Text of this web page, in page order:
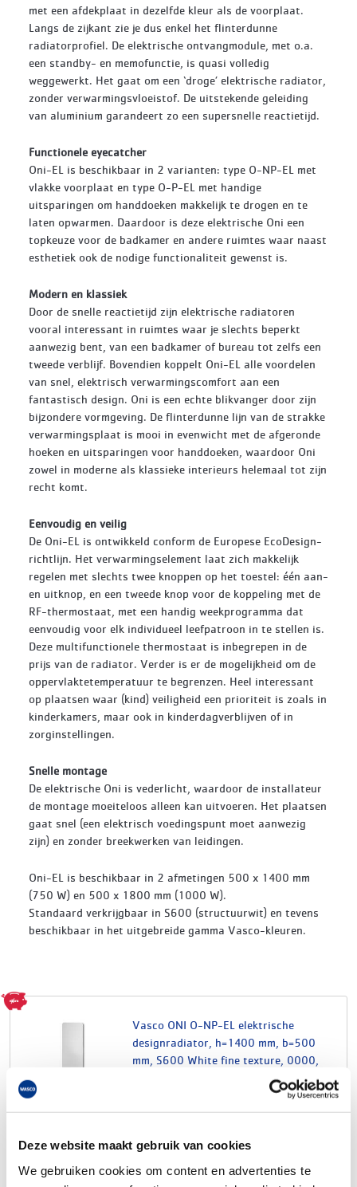
Deze website maakt gebruik van cookies
We gebruiken cookies om content en advertenties te
met een afdekplaat in dezelfde kleur als de voorplaat.
Langs de zijkant zie je dus enkel het flinterdunne
radiatorprofiel. De elektrische ontvangmodule, met o.a.
een standby- en memofunctie, is quasi volledig
weggewerkt. Het gaat om een ‘droge’ elektrische radiator,
zonder verwarmingsvloeistof. De uitstekende geleiding
van aluminium garandeert zo een supersnelle reactietijd.
Functionele eyecatcher
Oni-EL is beschikbaar in 2 varianten: type O-NP-EL met
vlakke voorplaat en type O-P-EL met handige
uitsparingen om handdoeken makkelijk te drogen en te
laten opwarmen. Daardoor is deze elektrische Oni een
topkeuze voor de badkamer en andere ruimtes waar naast
esthetiek ook de nodige functionaliteit gewenst is.
Modern en klassiek
Door de snelle reactietijd zijn elektrische radiatoren
vooral interessant in ruimtes waar je slechts beperkt
aanwezig bent, van een badkamer of bureau tot zelfs een
tweede verblijf. Bovendien koppelt Oni-EL alle voordelen
van snel, elektrisch verwarmingscomfort aan een
fantastisch design. Oni is een echte blikvanger door zijn
bijzondere vormgeving. De flinterdunne lijn van de strakke
verwarmingsplaat is mooi in evenwicht met de afgeronde
hoeken en uitsparingen voor handdoeken, waardoor Oni
zowel in moderne als klassieke interieurs helemaal tot zijn
recht komt.
Eenvoudig en veilig
De Oni-EL is ontwikkeld conform de Europese EcoDesign-
richtlijn. Het verwarmingselement laat zich makkelijk
regelen met slechts twee knoppen op het toestel: één aan-
en uitknop, en een tweede knop voor de koppeling met de
RF-thermostaat, met een handig weekprogramma dat
eenvoudig voor elk individueel leefpatroon in te stellen is.
Deze multifunctionele thermostaat is inbegrepen in de
prijs van de radiator. Verder is er de mogelijkheid om de
oppervlaktetemperatuur te begrenzen. Heel interessant
op plaatsen waar (kind) veiligheid een prioriteit is zoals in
kinderkamers, maar ook in kinderdagverblijven of in
zorginstellingen.
Snelle montage
De elektrische Oni is vederlicht, waardoor de installateur
de montage moeiteloos alleen kan uitvoeren. Het plaatsen
gaat snel (een elektrisch voedingspunt moet aanwezig
zijn) en zonder breekwerken van leidingen.
Oni-EL is beschikbaar in 2 afmetingen 500 x 1400 mm
(750 W) en 500 x 1800 mm (1000 W).
Standaard verkrijgbaar in S600 (structuurwit) en tevens
beschikbaar in het uitgebreide gamma Vasco-kleuren.
Vasco ONI O-NP-EL elektrische
designradiator, h=1400 mm, b=500
mm, S600 White fine texture, 0000,
leveranciersnr: 356050140E...
Serie: ONI
Type: O-NP-EL
Kleur: Wit